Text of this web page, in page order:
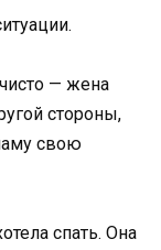
— жена
стороны,
свою
спать. Она